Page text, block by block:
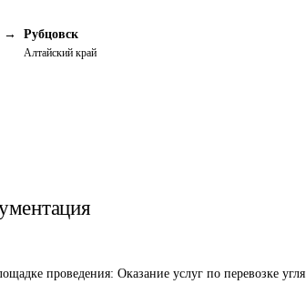
→ Рубцовск
Алтайский край
проведения: Оказание услуг по перевозке угля